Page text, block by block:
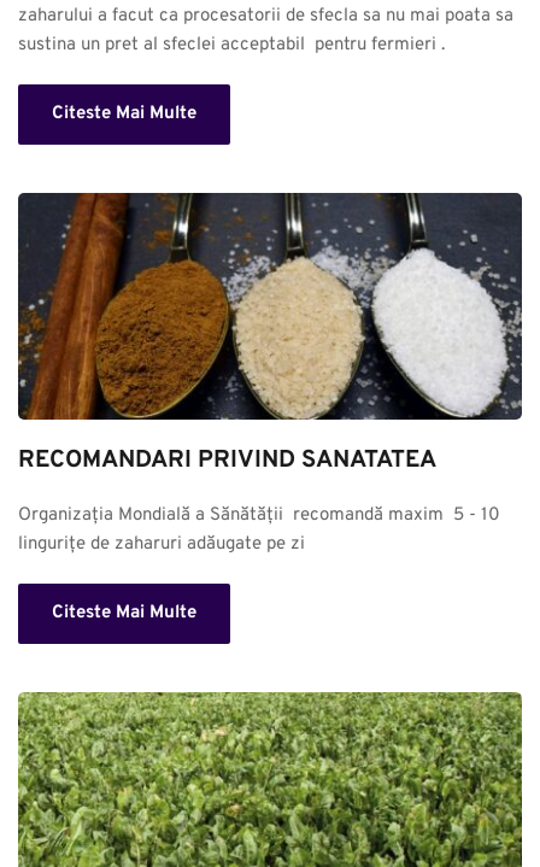
zaharului a facut ca procesatorii de sfecla sa nu mai poata sa
sustina un pret al sfeclei acceptabil  pentru fermieri .
Citeste Mai Multe
RECOMANDARI PRIVIND SANATATEA
Organizația Mondială a Sănătății  recomandă maxim  5 - 10
lingurițe de zaharuri adăugate pe zi
Citeste Mai Multe